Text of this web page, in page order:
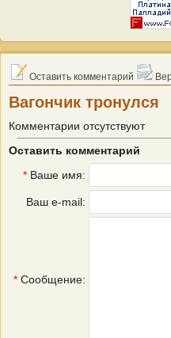
Оставить комментарий
Вагончик тронулся
Комментарии отсутствуют
Оставить комментарий
* Ваше имя:
Ваш e-mail:
* Сообщение: